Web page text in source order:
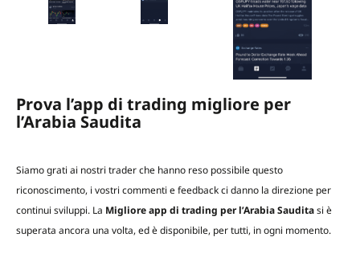
Prova l’app di trading migliore per
l’Arabia Saudita
Siamo grati ai nostri trader che hanno reso possibile questo
riconoscimento, i vostri commenti e feedback ci danno la direzione per
continui sviluppi. La Migliore app di trading per l’Arabia Sauditasi è
superata ancora una volta, ed è disponibile, per tutti, in ogni momento.